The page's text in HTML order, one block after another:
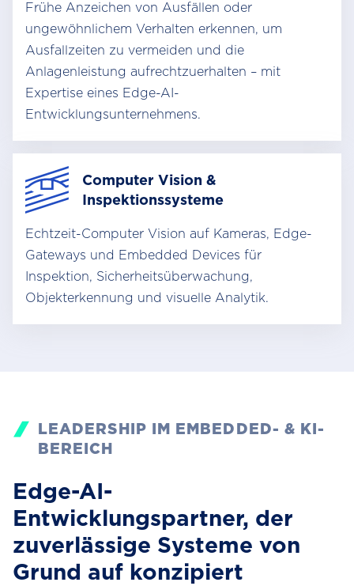
Frühe Anzeichen von Ausfällen oder
ungewöhnlichem Verhalten erkennen, um
Ausfallzeiten zu vermeiden und die
Anlagenleistung aufrechtzuerhalten – mit
Expertise eines Edge-AI-
Entwicklungsunternehmens.
Computer Vision &
Inspektionssysteme
Echtzeit-Computer Vision auf Kameras, Edge-
Gateways und Embedded Devices für
Inspektion, Sicherheitsüberwachung,
Objekterkennung und visuelle Analytik.
LEADERSHIP IM EMBEDDED- & KI-
BEREICH
Edge-AI-
Entwicklungspartner, der
zuverlässige Systeme von
Grund auf konzipiert